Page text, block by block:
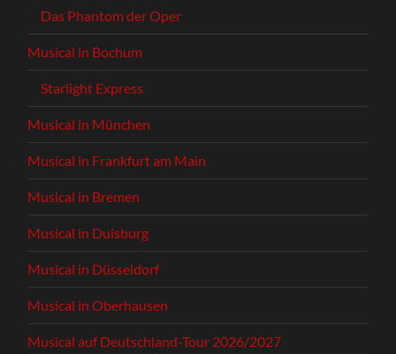
Das Phantom der Oper
Musical in Bochum
Starlight Express
Musical in München
Musical in Frankfurt am Main
Musical in Bremen
Musical in Duisburg
Musical in Düsseldorf
Musical in Oberhausen
Musical auf Deutschland-Tour 2026/2027